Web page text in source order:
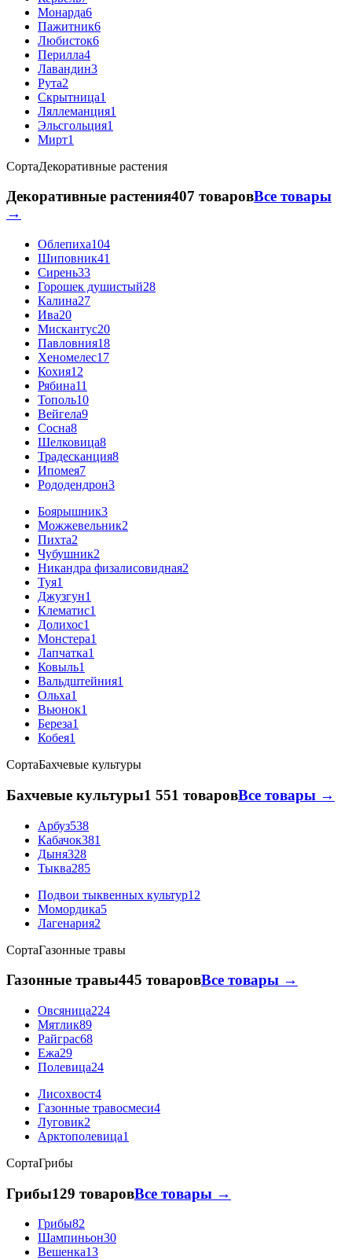
Монарда6
Пажитник6
Любисток6
Перилла4
Лавандин3
Рута2
Скрытница1
Ляллеманция1
Эльсгольция1
Мирт1
СортаДекоративные растения
Декоративные растения407 товаровВсе товары
→
Облепиха104
Шиповник41
Сирень33
Горошек душистый28
Калина27
Ива20
Мискантус20
Павловния18
Хеномелес17
Кохия12
Рябина11
Тополь10
Вейгела9
Сосна8
Шелковица8
Традесканция8
Ипомея7
Рододендрон3
Боярышник3
Можжевельник2
Пихта2
Чубушник2
Никандра физалисовидная2
Туя1
Джузгун1
Клематис1
Долихос1
Монстера1
Лапчатка1
Ковыль1
Вальдштейния1
Ольха1
Вьюнок1
Береза1
Кобея1
СортаБахчевые культуры
Бахчевые культуры1 551 товаровВсе товары →
Арбуз538
Кабачок381
Дыня328
Тыква285
Подвои тыквенных культур12
Момордика5
Лагенария2
СортаГазонные травы
Газонные травы445 товаровВсе товары →
Овсяница224
Мятлик89
Райграс68
Ежа29
Полевица24
Лисохвост4
Газонные травосмеси4
Луговик2
Арктополевица1
СортаГрибы
Грибы129 товаровВсе товары →
Грибы82
Шампиньон30
Вешенка13